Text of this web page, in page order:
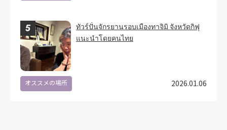
オススメの場所
ทัวร์ปั่นจักรยานรอบเมืองทาจิมิ จังหวัดกิฟุ
แนะนำโดยคนไทย
2026.01.06